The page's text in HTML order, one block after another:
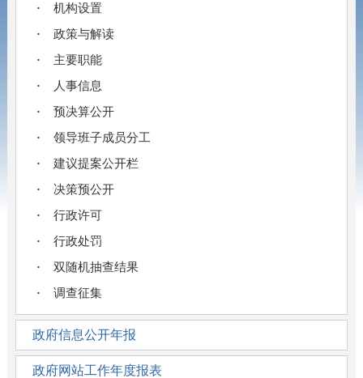
机构设置
政策与解读
主要职能
人事信息
预决算公开
领导班子成员分工
建议提案公开栏
决策预公开
行政许可
行政处罚
双随机抽查结果
调查征集
政府信息公开年报
政府网站工作年度报表